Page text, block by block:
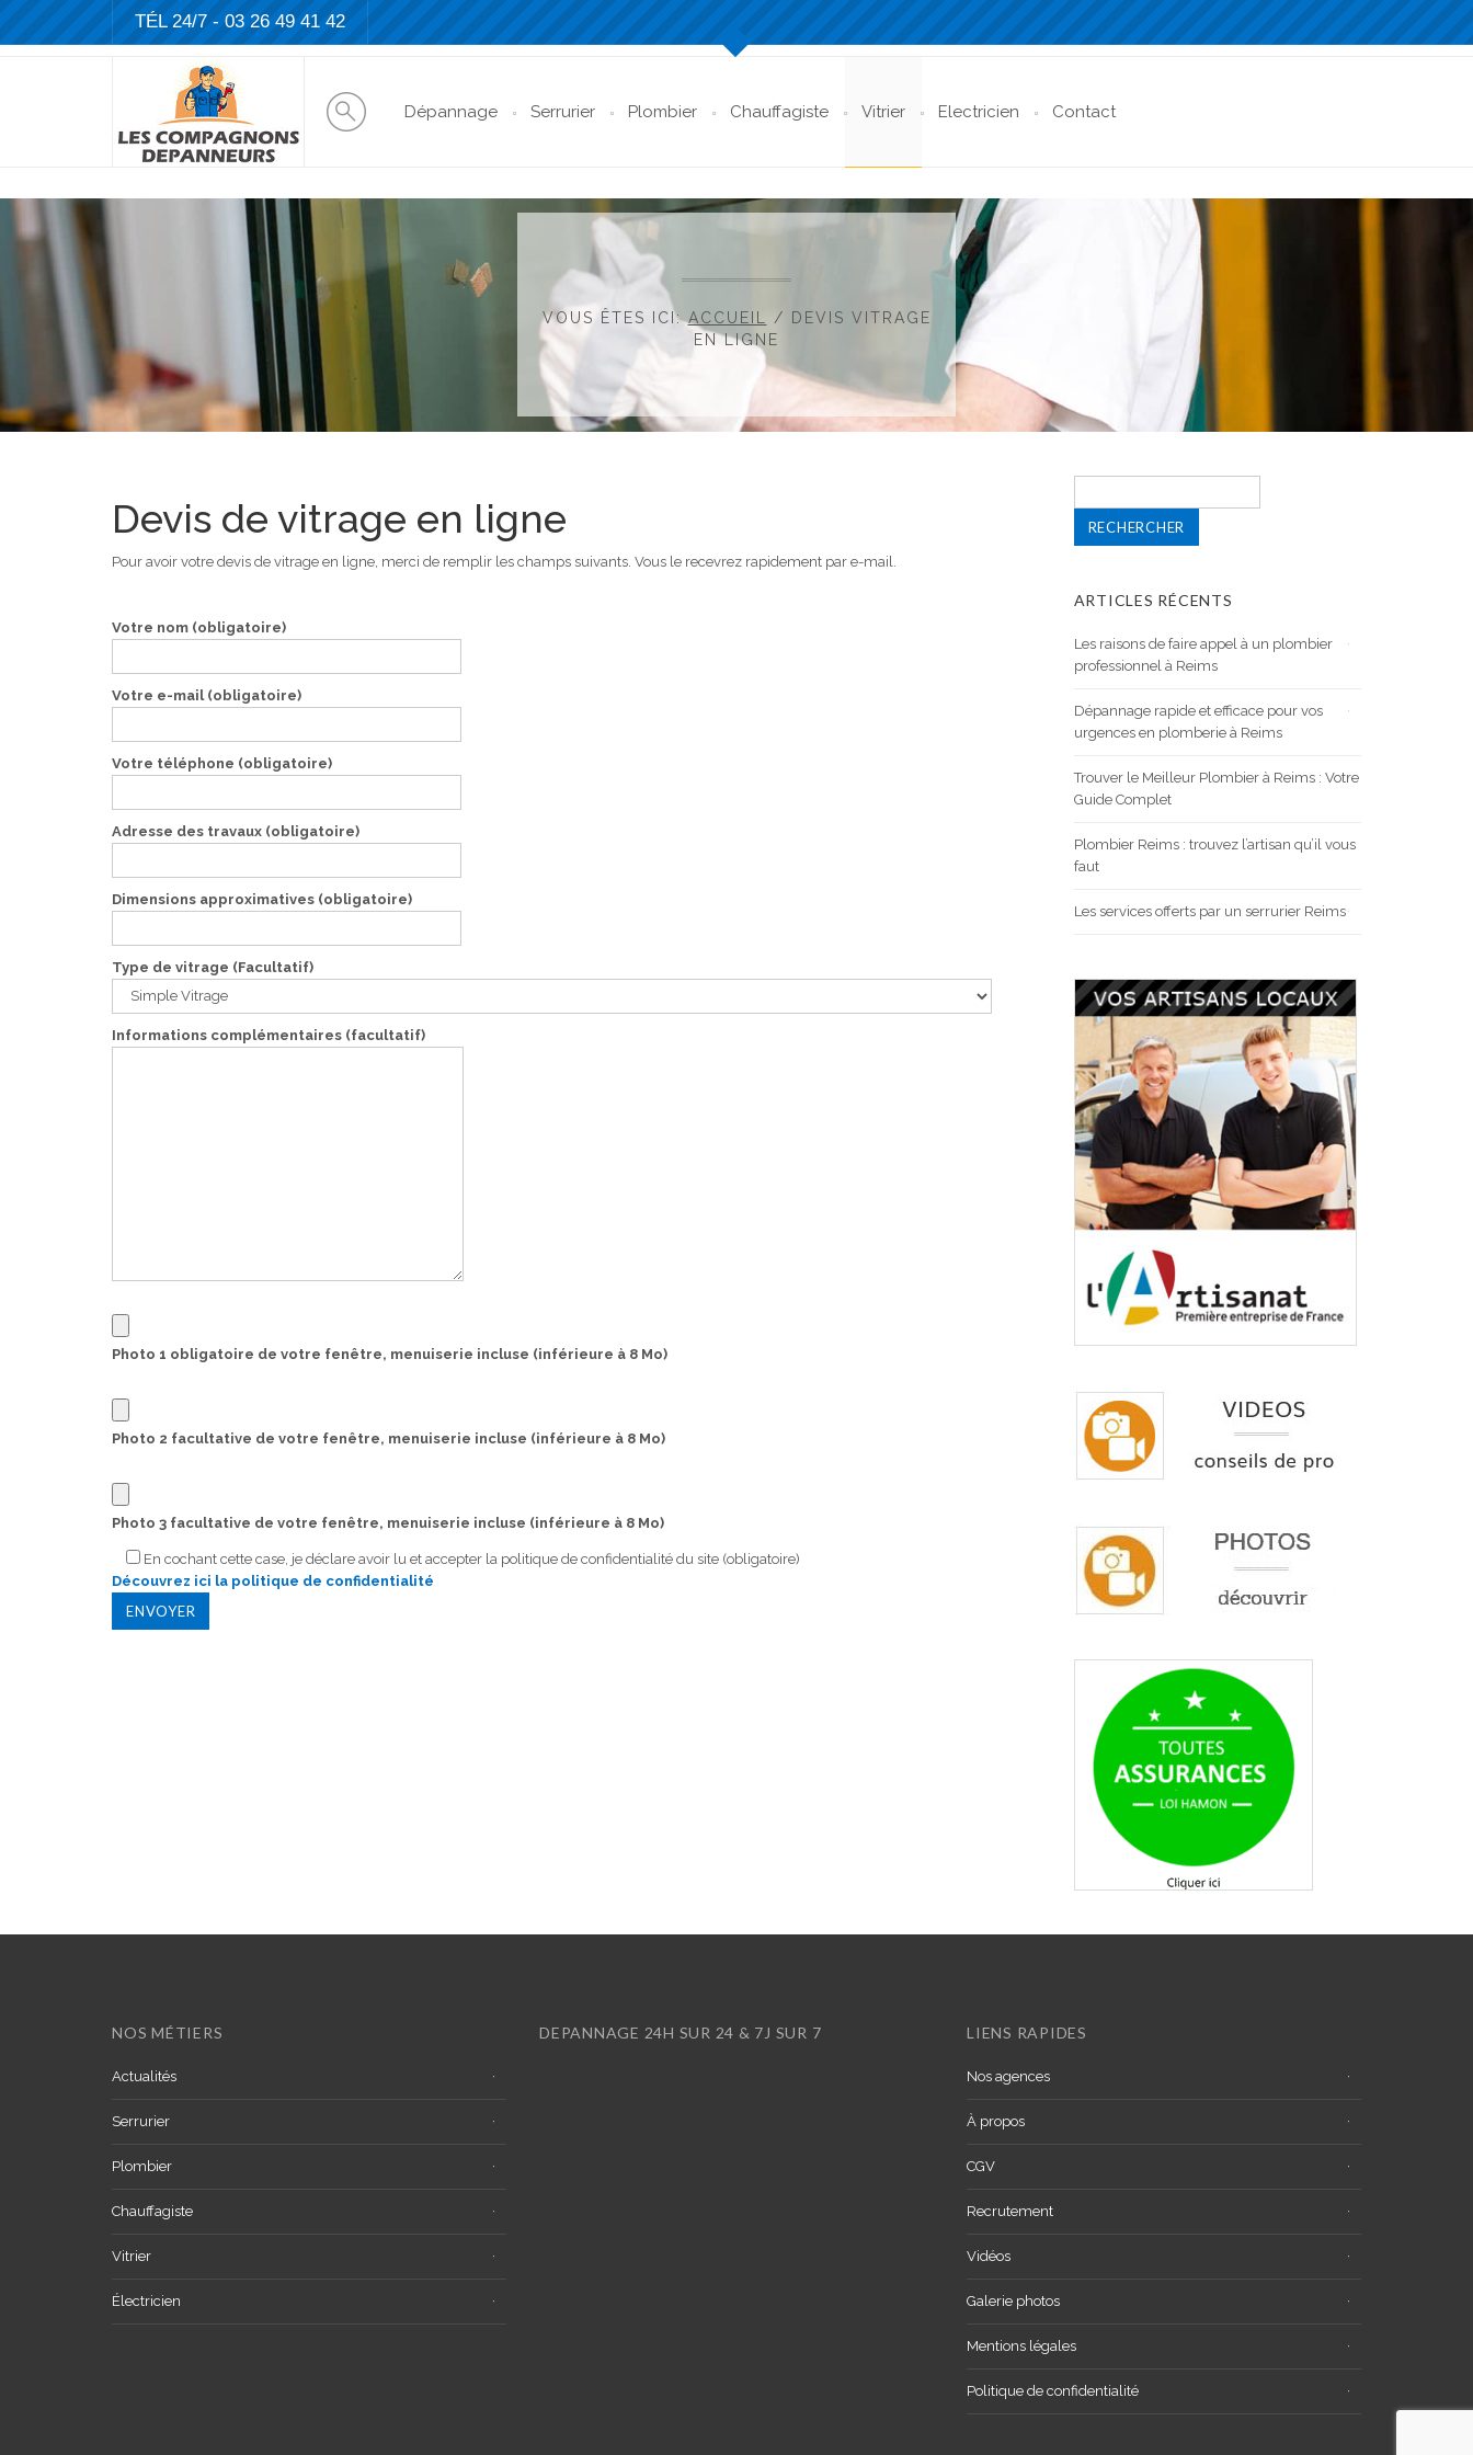
TÉL 24/7 - 03 26 49 41 42
Dépannage Serrurier Plombier Chauffagiste Vitrier Electricien Contact
VOUS ÊTES ICI:ACCUEIL /
DEVIS VITRAGE
EN LIGNE
Devis de vitrage en ligne
Pour avoir votre devis de vitrage en ligne, merci de remplir les champs suivants. Vous le recevrez rapidement par e-mail.
Votre nom (obligatoire)
Votre e-mail (obligatoire)
Votre téléphone (obligatoire)
Adresse des travaux (obligatoire)
Dimensions approximatives (obligatoire)
Type de vitrage (Facultatif)
Informations complémentaires (facultatif)
Photo 1 obligatoire de votre fenêtre, menuiserie incluse (inférieure à 8 Mo)
Photo 2 facultative de votre fenêtre, menuiserie incluse (inférieure à 8 Mo)
Photo 3 facultative de votre fenêtre, menuiserie incluse (inférieure à 8 Mo)
En cochant cette case, je déclare avoir lu et accepter la politique de confidentialité du site (obligatoire)
Découvrez ici la politique de confidentialité
ARTICLES RÉCENTS
Les raisons de faire appel à un plombier
professionnel à Reims
Dépannage rapide et efficace pour vos
urgences en plomberie à Reims
Trouver le Meilleur Plombier à Reims : Votre
Guide Complet
Plombier Reims : trouvez l’artisan qu’il vous
faut
Les services offerts par un serrurier Reims
NOS MÉTIERS
Actualités
Serrurier
Plombier
Chauffagiste
Vitrier
Électricien
DEPANNAGE 24H SUR 24 & 7J SUR 7 LIENS RAPIDES
Nos agences
À propos
CGV
Recrutement
Vidéos
Galerie photos
Mentions légales
Politique de confidentialité